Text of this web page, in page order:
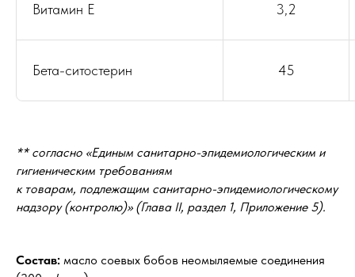
Витамин E 3,2
Бета-ситостерин 45
** согласно «Единым санитарно-эпидемиологическим и
гигиеническим требованиям
к товарам, подлежащим санитарно-эпидемиологическому
надзору (контролю)» (Глава II, раздел 1, Приложение 5).
Состав: масло соевых бобов неомыляемые соединения